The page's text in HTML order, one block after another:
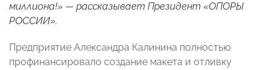
миллиона!» — рассказывает Президент «ОПОРЫ
РОССИИ».
Предприятие Александра Калинина полностью
профинансировало создание макета и отливку